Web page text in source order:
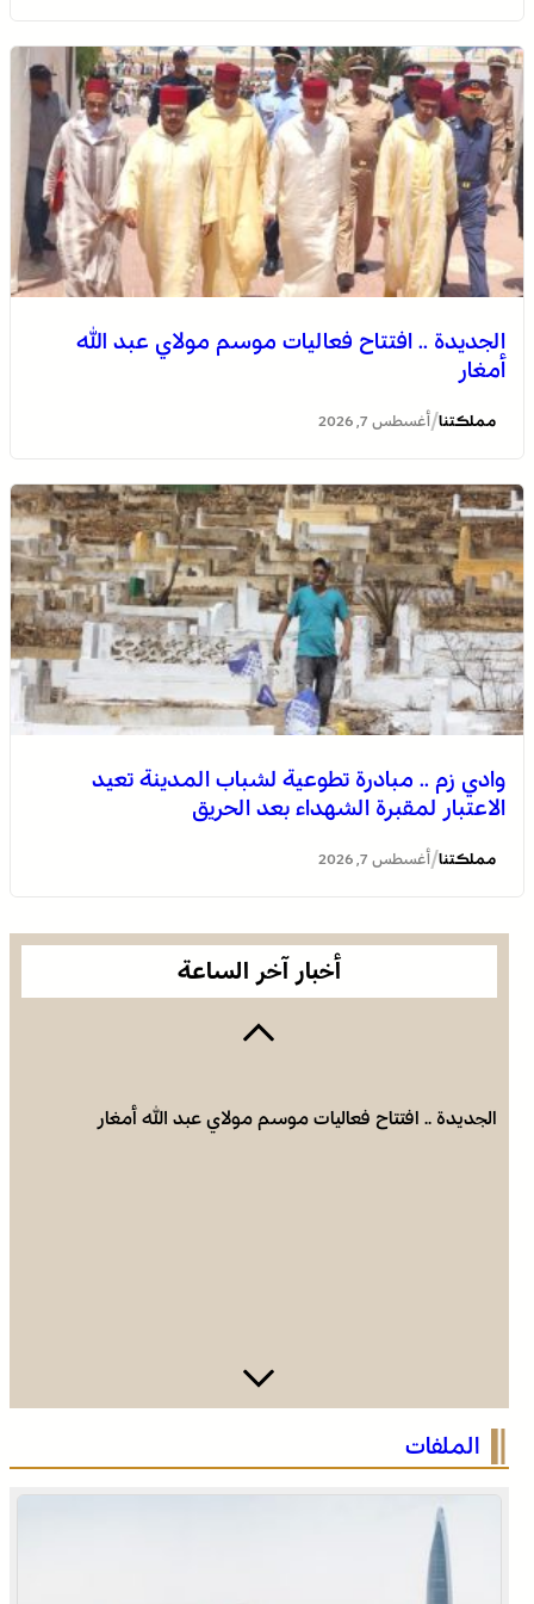
الجديدة .. افتتاح فعاليات موسم مولاي عبد الله
أمغار
مملكتنا/ أغسطس 7, 2026
وادي زم .. مبادرة تطوعية لشباب المدينة تعيد
الاعتبار لمقبرة الشهداء بعد الحريق
مملكتنا/ أغسطس 7, 2026
أخبار آخر الساعة
وادي زم .. مبادرة تطوعية لشباب المدينة تعيد الاعتبار لمقبرة
الشهداء بعد الحريق
الجديدة .. افتتاح فعاليات موسم مولاي عبد الله أمغار
الجديدة .. افتتاح فعاليات موسم مولاي عبد الله أمغار
وادي زم .. مبادرة تطوعية لشباب المدينة تعيد الاعتبار لمقبرة
الشهداء بعد الحريق
الملفات